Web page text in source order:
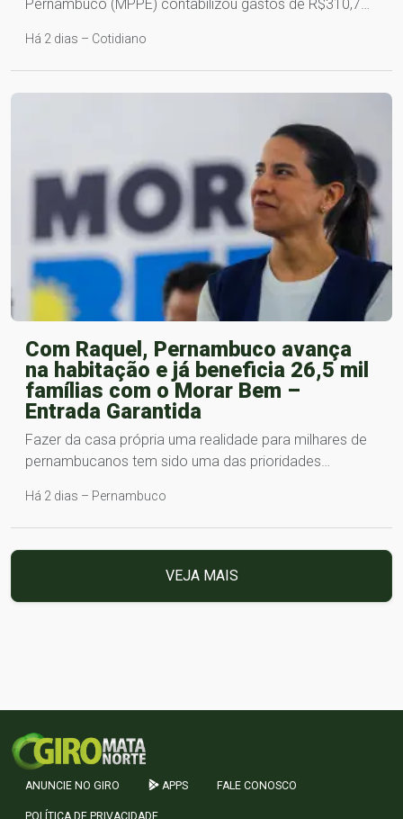
Pernambuco (MPPE) contabilizou gastos de R$310,7…
Há 2 dias – Cotidiano
Com Raquel, Pernambuco avança
na habitação e já beneficia 26,5 mil
famílias com o Morar Bem –
Entrada Garantida
Fazer da casa própria uma realidade para milhares de
pernambucanos tem sido uma das prioridades…
Há 2 dias – Pernambuco
VEJA MAIS
ANUNCIE NO GIRO APPS FALE CONOSCO
POLÍTICA DE PRIVACIDADE